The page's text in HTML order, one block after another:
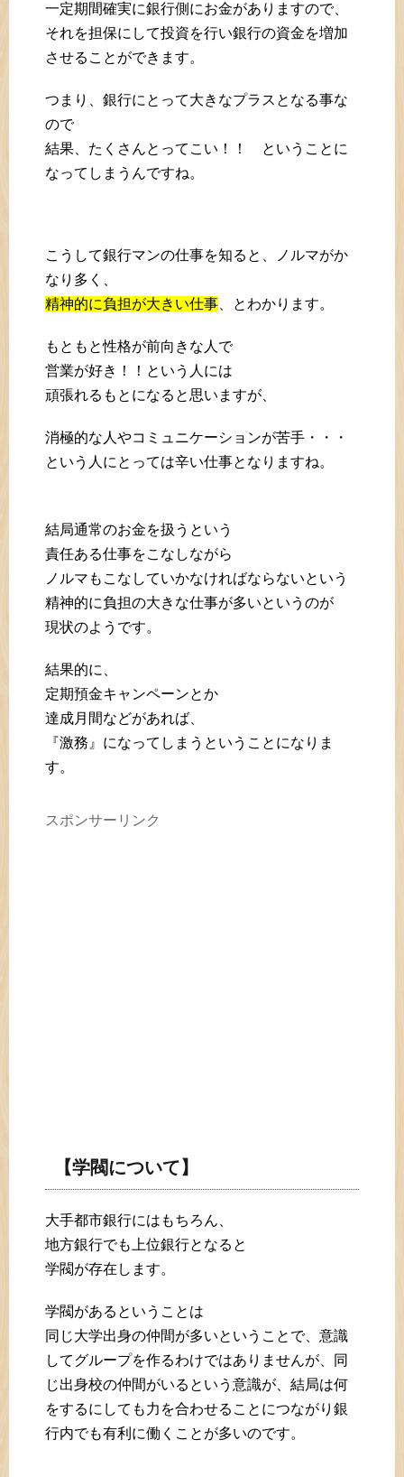
一定期間確実に銀行側にお金がありますので、
それを担保にして投資を行い銀行の資金を増加
させることができます。
つまり、銀行にとって大きなプラスとなる事な
ので
結果、たくさんとってこい！！ ということに
なってしまうんですね。
こうして銀行マンの仕事を知ると、ノルマがか
なり多く、
精神的に負担が大きい仕事 、とわかります。
もともと性格が前向きな人で
営業が好き！！という人には
頑張れるもとになると思いますが、
消極的な人やコミュニケーションが苦手・・・
という人にとっては辛い仕事となりますね。
結局通常のお金を扱うという
責任ある仕事をこなしながら
ノルマもこなしていかなければならないという
精神的に負担の大きな仕事が多いというのが
現状のようです。
結果的に、
定期預金キャンペーンとか
達成月間などがあれば、
『激務』になってしまうということになりま
す。
スポンサーリンク
【学閥について】
大手都市銀行にはもちろん、
地方銀行でも上位銀行となると
学閥が存在します。
学閥があるということは
同じ大学出身の仲間が多いということで、意識
してグループを作るわけではありませんが、同
じ出身校の仲間がいるという意識が、結局は何
をするにしても力を合わせることにつながり銀
行内でも有利に働くことが多いのです。